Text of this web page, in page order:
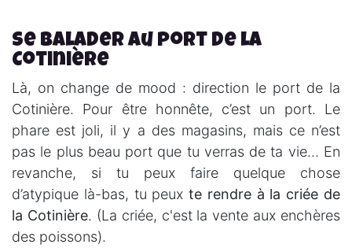
Se balader au port de la
Cotinière
Là, on change de mood : direction le port de la
Cotinière. Pour être honnête, c’est un port. Le
phare est joli, il y a des magasins, mais ce n’est
pas le plus beau port que tu verras de ta vie… En
revanche, si tu peux faire quelque chose
d’atypique là-bas, tu peuxte rendre à la criée de
la Cotinière. (La criée, c'est la vente aux enchères
des poissons).